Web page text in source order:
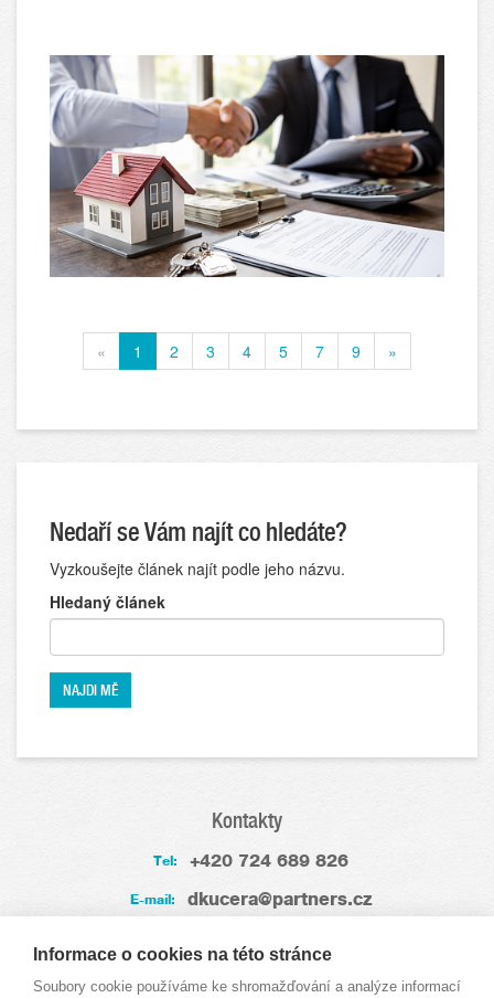
« 1 2 3 4 5 7 9 »
Nedaří se Vám najít co hledáte?
Vyzkoušejte článek najít podle jeho názvu.
Hledaný článek
Kontakty
Tel: +420 724 689 826
E-mail: dkucera@partners.cz
Zkušenosti
Informace o cookies na této stránce
Soubory cookie používáme ke shromažďování a analýze informací